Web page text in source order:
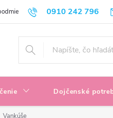
0910 242 796
Podmienky ochrany
Dojčenské
Vankúše